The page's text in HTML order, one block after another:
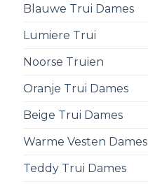
Blauwe Trui Dames
Lumiere Trui
Noorse Truien
Oranje Trui Dames
Beige Trui Dames
Warme Vesten Dames
Teddy Trui Dames